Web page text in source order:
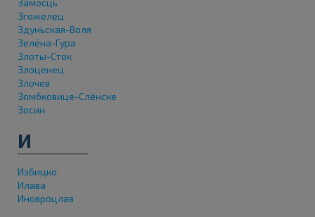
Замосць
Згожелец
Здуньская-Воля
Зелёна-Гура
Злоты-Сток
Злоценец
Злочев
Зомбковице-Слёнске
Зосин
И
Избицко
Илава
Иновроцлав